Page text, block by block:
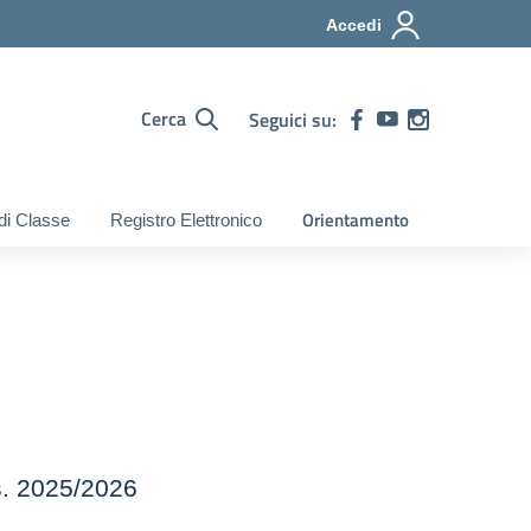
Accedi
Cerca Seguici su:
Classe Registro Elettronico Orientamento
2025/2026